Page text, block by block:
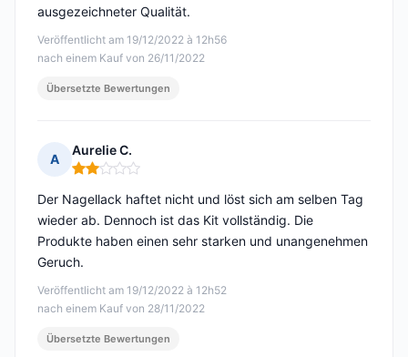
Veröffentlicht am 19/12/2022 à 12h56
nach einem Kauf von 26/11/2022
ausgezeichneter Qualität.
Übersetzte Bewertungen
A
Aurelie C.
Hinweis: 2 von 5
Veröffentlicht am 19/12/2022 à 12h52
nach einem Kauf von 28/11/2022
Der Nagellack haftet nicht und löst sich am selben Tag
wieder ab. Dennoch ist das Kit vollständig. Die
Produkte haben einen sehr starken und unangenehmen
Geruch.
Übersetzte Bewertungen